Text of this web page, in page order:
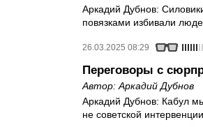
Аркадий Дубнов:
повязками избивали
26.03.2025 08:29
Переговоры с
Автор: Аркадий Дубнов
Аркадий Дубнов: Кабул
не советской